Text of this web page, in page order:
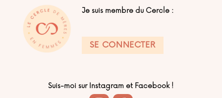
Je suis membre du Cercle :
SE CONNECTER
Suis-moi sur Instagram et Facebook !